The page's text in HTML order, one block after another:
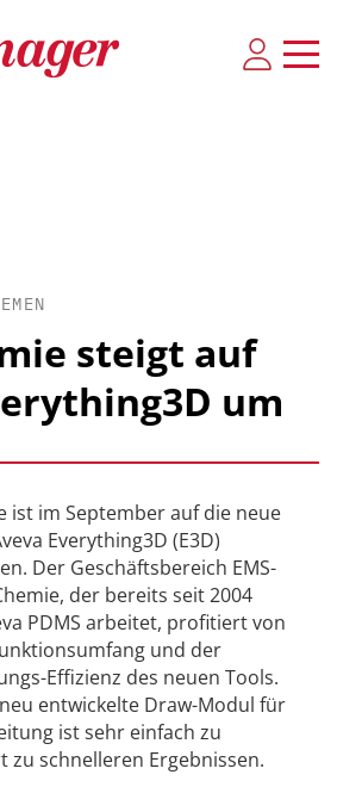
steigt auf
um
ist im September auf die neue
Everything3D (E3D)
Der Geschäftsbereich EMS-
der bereits seit 2004
PDMS arbeitet, profitiert von
und der
Effizienz des neuen Tools.
entwickelte Draw-Modul für
ist sehr einfach zu
zu schnelleren Ergebnissen.